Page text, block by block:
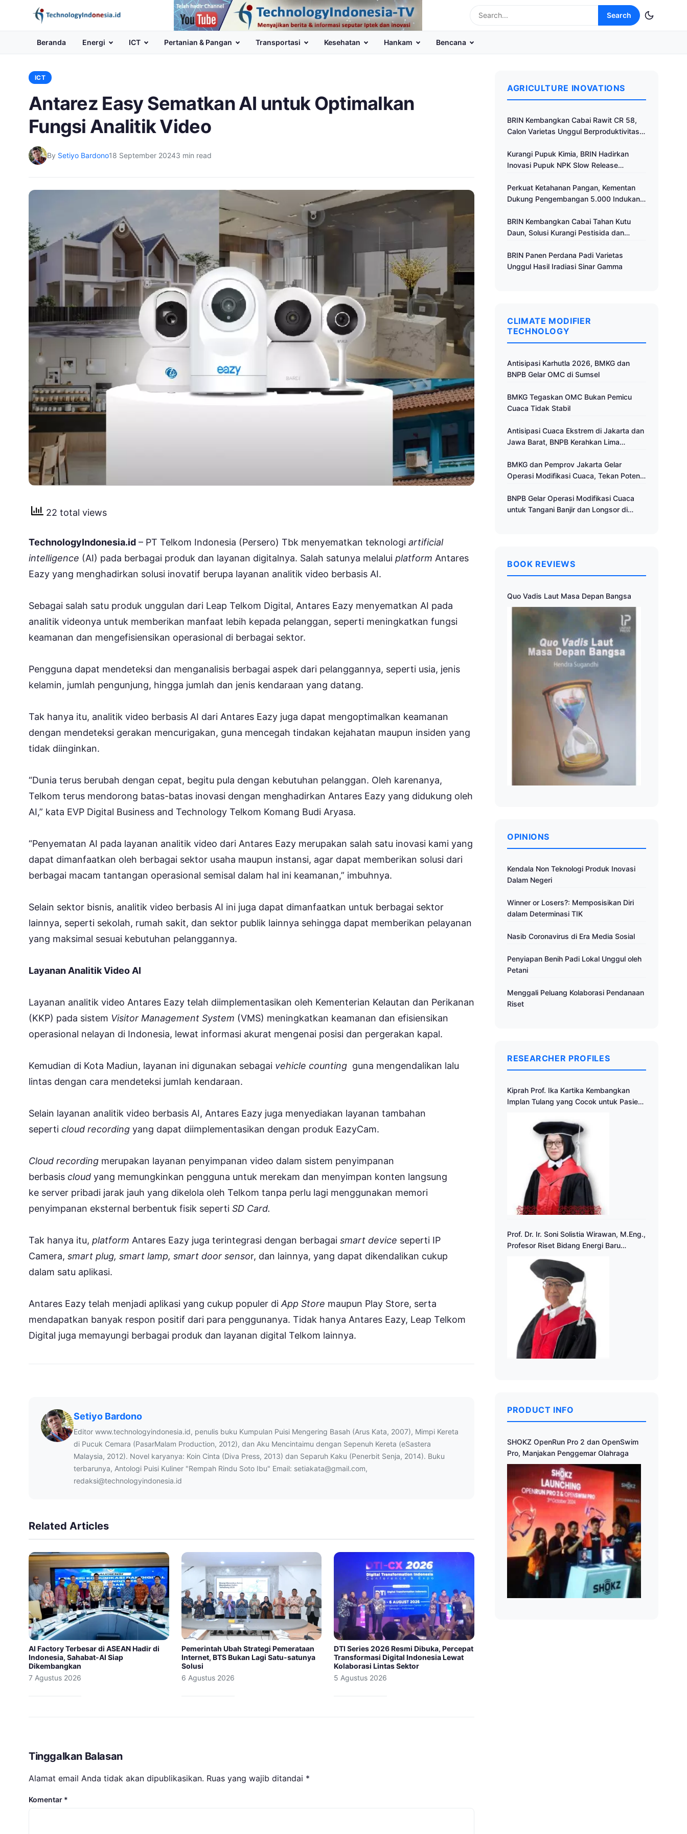
Channel
Youtube
Search
Beranda Energi ICT Pertanian & Pangan Transportasi Kesehatan Hankam Bencana
ICT
Antarez Easy Sematkan AI untuk Optimalkan
Fungsi Analitik Video
By Setiyo Bardono18 September 20243 min read
22 total views
TechnologyIndonesia.id – PT Telkom Indonesia (Persero) Tbk menyematkan teknologi artificial
intelligence (AI) pada berbagai produk dan layanan digitalnya. Salah satunya melalui platform Antares
Eazy yang menghadirkan solusi inovatif berupa layanan analitik video berbasis AI.
Sebagai salah satu produk unggulan dari Leap Telkom Digital, Antares Eazy menyematkan AI pada
analitik videonya untuk memberikan manfaat lebih kepada pelanggan, seperti meningkatkan fungsi
keamanan dan mengefisiensikan operasional di berbagai sektor.
Pengguna dapat mendeteksi dan menganalisis berbagai aspek dari pelanggannya, seperti usia, jenis
kelamin, jumlah pengunjung, hingga jumlah dan jenis kendaraan yang datang.
Tak hanya itu, analitik video berbasis AI dari Antares Eazy juga dapat mengoptimalkan keamanan
dengan mendeteksi gerakan mencurigakan, guna mencegah tindakan kejahatan maupun insiden yang
tidak diinginkan.
“Dunia terus berubah dengan cepat, begitu pula dengan kebutuhan pelanggan. Oleh karenanya,
Telkom terus mendorong batas-batas inovasi dengan menghadirkan Antares Eazy yang didukung oleh
AI,” kata EVP Digital Business and Technology Telkom Komang Budi Aryasa.
“Penyematan AI pada layanan analitik video dari Antares Eazy merupakan salah satu inovasi kami yang
dapat dimanfaatkan oleh berbagai sektor usaha maupun instansi, agar dapat memberikan solusi dari
berbagai macam tantangan operasional semisal dalam hal ini keamanan,” imbuhnya.
Selain sektor bisnis, analitik video berbasis AI ini juga dapat dimanfaatkan untuk berbagai sektor
lainnya, seperti sekolah, rumah sakit, dan sektor publik lainnya sehingga dapat memberikan pelayanan
yang maksimal sesuai kebutuhan pelanggannya.
Layanan Analitik Video AI
Layanan analitik video Antares Eazy telah diimplementasikan oleh Kementerian Kelautan dan Perikanan
(KKP) pada sistem Visitor Management System (VMS) meningkatkan keamanan dan efisiensikan
operasional nelayan di Indonesia, lewat informasi akurat mengenai posisi dan pergerakan kapal.
Kemudian di Kota Madiun, layanan ini digunakan sebagai vehicle counting guna mengendalikan lalu
lintas dengan cara mendeteksi jumlah kendaraan.
Selain layanan analitik video berbasis AI, Antares Eazy juga menyediakan layanan tambahan
seperti cloud recording yang dapat diimplementasikan dengan produk EazyCam.
Cloud recording merupakan layanan penyimpanan video dalam sistem penyimpanan
berbasis cloud yang memungkinkan pengguna untuk merekam dan menyimpan konten langsung
ke server pribadi jarak jauh yang dikelola oleh Telkom tanpa perlu lagi menggunakan memori
penyimpanan eksternal berbentuk fisik seperti SD Card.
Tak hanya itu, platform Antares Eazy juga terintegrasi dengan berbagai smart device seperti IP
Camera, smart plug, smart lamp, smart door sensor, dan lainnya, yang dapat dikendalikan cukup
dalam satu aplikasi.
Antares Eazy telah menjadi aplikasi yang cukup populer diApp Store maupun Play Store, serta
mendapatkan banyak respon positif dari para penggunanya. Tidak hanya Antares Eazy, Leap Telkom
Digital juga memayungi berbagai produk dan layanan digital Telkom lainnya.
Setiyo Bardono
Editor www.technologyindonesia.id, penulis buku Kumpulan Puisi Mengering Basah (Arus Kata, 2007), Mimpi Kereta
di Pucuk Cemara (PasarMalam Production, 2012), dan Aku Mencintaimu dengan Sepenuh Kereta (eSastera
Malaysia, 2012). Novel karyanya: Koin Cinta (Diva Press, 2013) dan Separuh Kaku (Penerbit Senja, 2014). Buku
terbarunya, Antologi Puisi Kuliner "Rempah Rindu Soto Ibu" Email: setiakata@gmail.com,
redaksi@technologyindonesia.id
Related Articles
AI Factory Terbesar di ASEAN Hadir di
Indonesia, Sahabat-AI Siap
Dikembangkan
7 Agustus 2026
Pemerintah Ubah Strategi Pemerataan
Internet, BTS Bukan Lagi Satu-satunya
Solusi
6 Agustus 2026
DTI Series 2026 Resmi Dibuka, Percepat
Transformasi Digital Indonesia Lewat
Kolaborasi Lintas Sektor
5 Agustus 2026
Tinggalkan Balasan
Alamat email Anda tidak akan dipublikasikan. Ruas yang wajib ditandai *
Komentar *
AGRICULTURE INOVATIONS
BRIN Kembangkan Cabai Rawit CR 58,
Calon Varietas Unggul Berproduktivitas
Kurangi Pupuk Kimia, BRIN Hadirkan
Inovasi Pupuk NPK Slow Release
Perkuat Ketahanan Pangan, Kementan
Dukung Pengembangan 5.000 Indukan
BRIN Kembangkan Cabai Tahan Kutu
Daun, Solusi Kurangi Pestisida dan
BRIN Panen Perdana Padi Varietas
Unggul Hasil Iradiasi Sinar Gamma
CLIMATE MODIFIER
TECHNOLOGY
Antisipasi Karhutla 2026, BMKG dan
BNPB Gelar OMC di Sumsel
BMKG Tegaskan OMC Bukan Pemicu
Cuaca Tidak Stabil
Antisipasi Cuaca Ekstrem di Jakarta dan
Jawa Barat, BNPB Kerahkan Lima
Cuaca
BMKG dan Pemprov Jakarta Gelar
Operasi Modifikasi Cuaca, Tekan Potensi
BNPB Gelar Operasi Modifikasi Cuaca
untuk Tangani Banjir dan Longsor di
BOOK REVIEWS
Quo Vadis Laut Masa Depan Bangsa
OPINIONS
Kendala Non Teknologi Produk Inovasi
Dalam Negeri
Winner or Losers?: Memposisikan Diri
dalam Determinasi TIK
Nasib Coronavirus di Era Media Sosial
Penyiapan Benih Padi Lokal Unggul oleh
Petani
Menggali Peluang Kolaborasi Pendanaan
Riset
RESEARCHER PROFILES
Kiprah Prof. Ika Kartika Kembangkan
Implan Tulang yang Cocok untuk Pasien
Prof. Dr. Ir. Soni Solistia Wirawan, M.Eng.,
Profesor Riset Bidang Energi Baru
PRODUCT INFO
SHOKZ OpenRun Pro 2 dan OpenSwim
Pro, Manjakan Penggemar Olahraga